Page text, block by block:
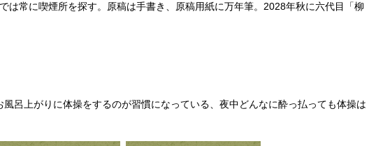
常に喫煙所を探す。原稿は手書き、原稿用紙に万年筆。2028年秋に六代目「柳
呂上がりに体操をするのが習慣になっている、夜中どんなに酔っ払っても体操は